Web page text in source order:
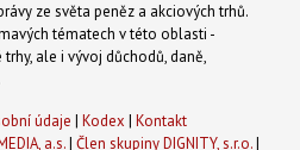
ze světa peněz a akciových trhů.
tématech v této oblasti -
ale i vývoj důchodů, daně,
údaje | Kodex | Kontakt
a.s.| Člen skupiny DIGNITY, s.r.o.|